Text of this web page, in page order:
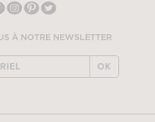
À NOTRE NEWSLETTER
OK